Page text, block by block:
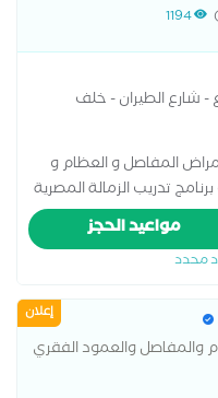
1194
- شارع الطيران - خلف
المفاصل و العظام و
تدريب الزمالة المصرية
توصيف الاطراف الصناعية
مواعيد الحجز
محدد
إعلان
والمفاصل والعمود الفقري